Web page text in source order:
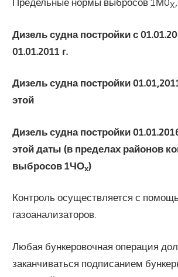
Х
Дизель судна постройки с
01.01.2011 г.
Дизель судна постройки
этой
Дизель судна постройки
этой даты (в пределах районов
выбросов 1ЧОх)
Контроль осуществляется с
газоанализаторов.
Любая бункеровочная операция
заканчиваться подписанием